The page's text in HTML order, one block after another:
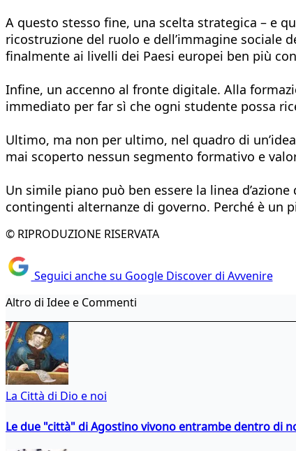
A questo stesso fine, una scelta strategica – e
ricostruzione del ruolo e dell’immagine sociale
finalmente ai livelli dei Paesi europei ben più
Infine, un accenno al fronte digitale. Alla
immediato per far sì che ogni studente possa
Ultimo, ma non per ultimo, nel quadro di
mai scoperto nessun segmento formativo e
Un simile piano può ben essere la linea
contingenti alternanze di governo. Perché è un
© RIPRODUZIONE RISERVATA
Seguici anche su Google Discover di Avvenire
Altro di Idee e Commenti
La Città di Dio e noi
Le due "città" di Agostino vivono entrambe dentro di